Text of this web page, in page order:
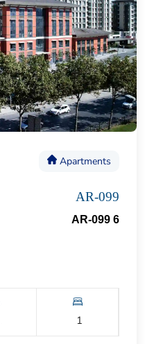
Apartments
AR-099
AR-099 6
1